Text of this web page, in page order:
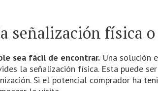
señalización física
sea fácil de encontrar. Una solución
la señalización física. Esta puede
Si el potencial comprador ha